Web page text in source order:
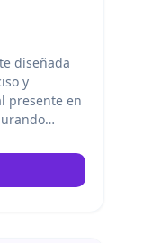
diseñada
y
presente en